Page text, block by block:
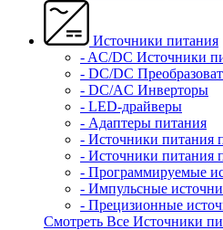
Источники питания
- AC/DC Источники
- DC/DC
- DC/AC Инверторы
- LED-драйверы
- Адаптеры питания
- Источники питания
- Источники питания
- Программируемые
- Импульсные
- Прецизионные
Смотреть Все Источники